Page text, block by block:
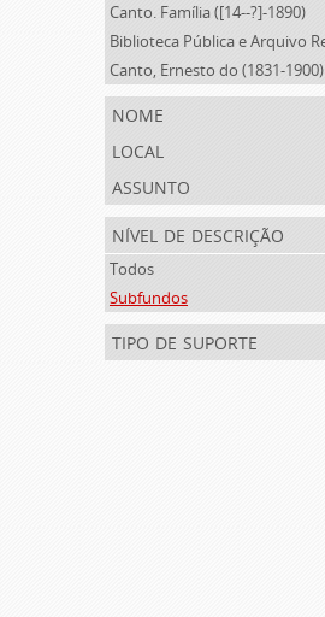
Canto. Família ([14--?]-1890)
Canto, Ernesto do (1831-1900)
nome
local
assunto
nível de descrição
Todos
Subfundos
tipo de suporte